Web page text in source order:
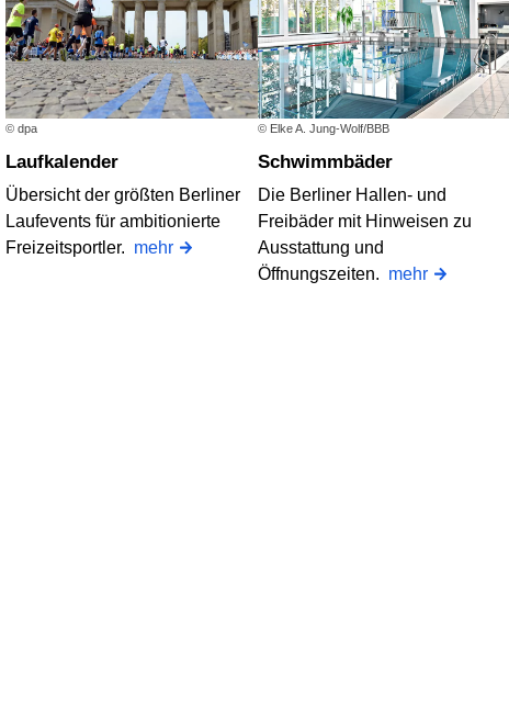
© dpa
Laufkalender
Übersicht der größten Berliner
Laufevents für ambitionierte
Freizeitsportler. mehr
© Elke A. Jung-Wolf/BBB
Schwimmbäder
Die Berliner Hallen- und
Freibäder mit Hinweisen zu
Ausstattung und
Öffnungszeiten. mehr